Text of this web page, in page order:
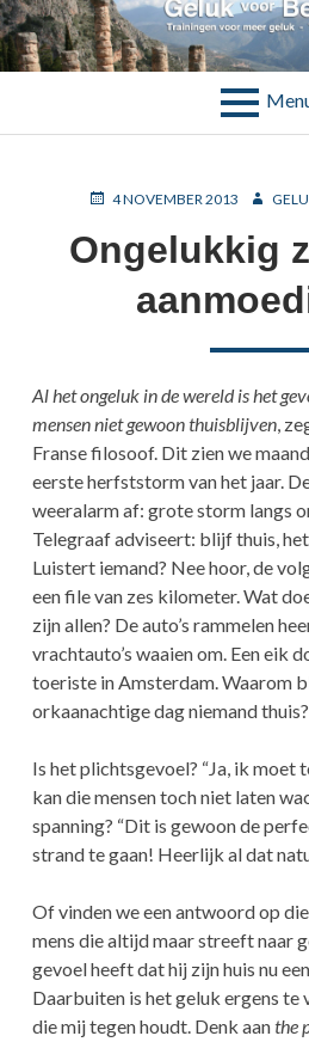
Skip
to
content
GELUK VOOR
Trainingen voor meer geluk –
POSTED
4 NOVEMBER 2013 AUTHOR
Ongelukkig
Al het ongeluk in de wereld is het
mensen niet gewoon thuisblijven,
Franse filosoof. Dit zien we
eerste herfststorm van het jaar.
weeralarm af: grote storm langs
Telegraaf adviseert: blijf thuis,
Luistert iemand? Nee hoor, de
een file van zes kilometer. Wat
zijn allen? De auto’s rammelen
vrachtauto’s waaien om. Een eik
toeriste in Amsterdam. Waarom
orkaanachtige dag niemand thuis?
Is het plichtsgevoel? “Ja, ik moet
kan die mensen toch niet laten
spanning? “Dit is gewoon de
strand te gaan! Heerlijk al dat
Of vinden we een antwoord op
mens die altijd maar streeft naar
gevoel heeft dat hij zijn huis nu
Daarbuiten is het geluk ergens te
die mij tegen houdt. Denk aanthe